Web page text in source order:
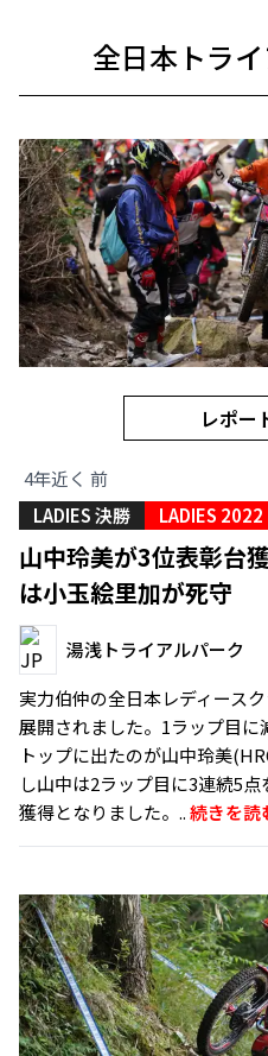
全日本トラ
レポー
4年近く 前
LADIES 決勝
LADIES 2022
山中玲美が3位表彰台
は小玉絵里加が死守
湯浅トライアルパーク
実力伯仲の全日本レディース
展開されました。1ラップ目
トップに出たのが山中玲美
し山中は2ラップ目に3連続5
獲得となりました。..続きを読